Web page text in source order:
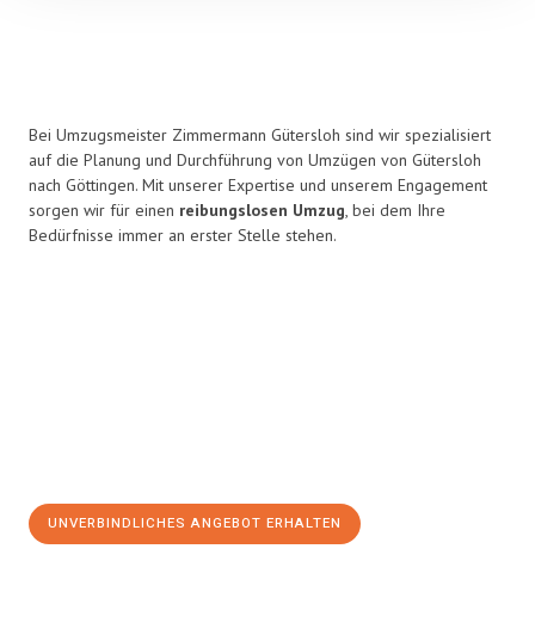
Bei Umzugsmeister Zimmermann Gütersloh sind wir spezialisiert
auf die Planung und Durchführung von Umzügen von Gütersloh
nach Göttingen. Mit unserer Expertise und unserem Engagement
sorgen wir für einen reibungslosen Umzug, bei dem Ihre
Bedürfnisse immer an erster Stelle stehen.
UNVERBINDLICHES ANGEBOT ERHALTEN